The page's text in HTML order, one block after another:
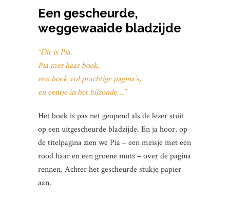
Een gescheurde,
weggewaaide bladzijde
“Dit is Pia.
Pia met haar boek,
een boek vol prachtige pagina’s,
en eentje in het bijzonde…”
Het boek is pas net geopend als de lezer stuit
op een uitgescheurde bladzijde. En ja hoor, op
de titelpagina zien we Pia – een meisje met een
rood haar en een groene muts – over de pagina
rennen. Achter het gescheurde stukje papier
aan.